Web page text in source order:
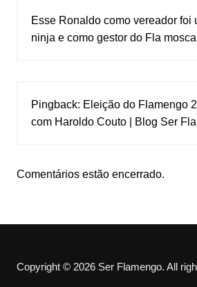
Esse Ronaldo como vereador foi
ninja e como gestor do Fla
Pingback: Eleição do Flamengo
com Haroldo Couto | Blog Ser
Comentários estão encerrado.
Copyright © 2026 Ser Flamengo. All